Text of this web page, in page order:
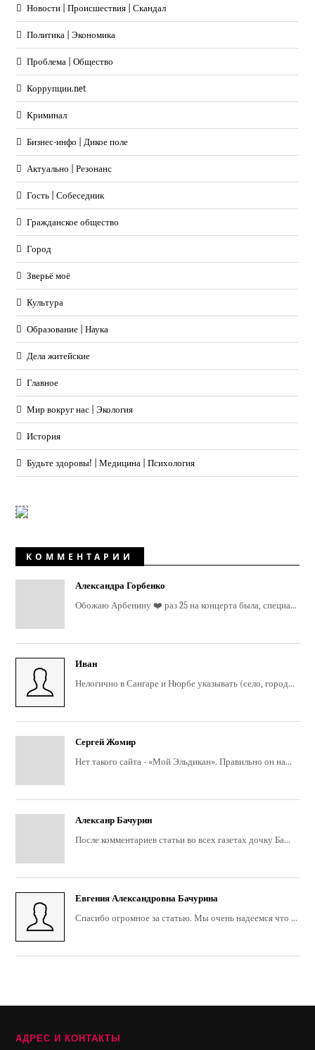
Новости | Происшествия | Скандал
Политика | Экономика
Проблема | Общество
Коррупции.net
Криминал
Бизнес-инфо | Дикое поле
Актуально | Резонанс
Гость | Собеседник
Гражданское общество
Город
Зверьё моё
Культура
Образование | Наука
Дела житейские
Главное
Мир вокруг нас | Экология
История
Будьте здоровы! | Медицина | Психология
КОММЕНТАРИИ
Александра Горбенко
Обожаю Арбенину ❤️ раз 25 на концерта была, специа...
Иван
Нелогично в Сангаре и Нюрбе указывать (село, город...
Сергей Жомир
Нет такого сайта - «Мой Эльдикан». Правильно он на...
Алексанр Бачурин
После комментариев статьи во всех газетах дочку Ба...
Евгения Александровна Бачурина
Спасибо огромное за статью. Мы очень надеемся что ...
АДРЕС И КОНТАКТЫ